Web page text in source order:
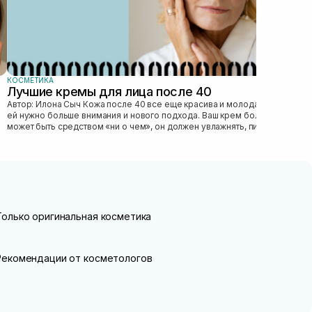
КОСМЕТИКА
Лучшие кремы для лица после 40
Автор: Илона Сыч Кожа после 40 все еще красива и молода, просто
ей нужно больше внимания и нового подхода. Ваш крем больше не
может быть средством «ни о чем», он должен увлажнять, питать,
оригинальная косметика
от косметологов